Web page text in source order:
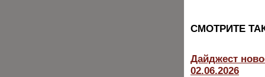
CМОТРИТЕ
Дайджест
02.06.2026